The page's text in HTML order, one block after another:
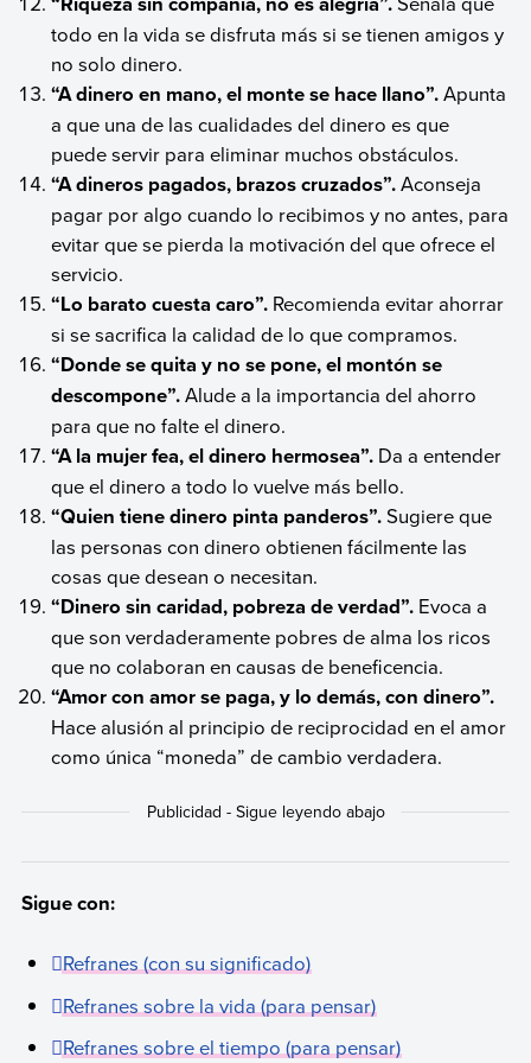
todo en la vida se disfruta más si se tienen amigos y
no solo dinero.
“A dinero en mano, el monte se hace llano”.Apunta
a que una de las cualidades del dinero es que
puede servir para eliminar muchos obstáculos.
“A dineros pagados, brazos cruzados”.Aconseja
pagar por algo cuando lo recibimos y no antes, para
evitar que se pierda la motivación del que ofrece el
servicio.
“Lo barato cuesta caro”. Recomienda evitar ahorrar
si se sacrifica la calidad de lo que compramos.
“Donde se quita y no se pone, el montón se
descompone”.Alude a la importancia del ahorro
para que no falte el dinero.
“A la mujer fea, el dinero hermosea”. Da a entender
que el dinero a todo lo vuelve más bello.
“Quien tiene dinero pinta panderos”.Sugiere que
las personas con dinero obtienen fácilmente las
cosas que desean o necesitan.
“Dinero sin caridad, pobreza de verdad”. Evoca a
que son verdaderamente pobres de alma los ricos
que no colaboran en causas de beneficencia.
“Amor con amor se paga, y lo demás, con dinero”.
Hace alusión al principio de reciprocidad en el amor
como única “moneda” de cambio verdadera.
Sigue con:
Refranes (con su significado)
Refranes sobre la vida (para pensar)
Refranes sobre el tiempo (para pensar)